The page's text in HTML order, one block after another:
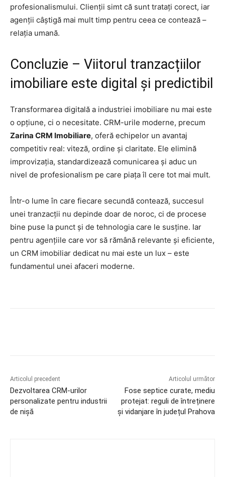
profesionalismului. Clienții simt că sunt tratați corect, iar
agenții câștigă mai mult timp pentru ceea ce contează –
relația umană.
Concluzie – Viitorul tranzacțiilor
imobiliare este digital și predictibil
Transformarea digitală a industriei imobiliare nu mai este
o opțiune, ci o necesitate. CRM-urile moderne, precum
Zarina CRM Imobiliare, oferă echipelor un avantaj
competitiv real: viteză, ordine și claritate. Ele elimină
improvizația, standardizează comunicarea și aduc un
nivel de profesionalism pe care piața îl cere tot mai mult.
Într-o lume în care fiecare secundă contează, succesul
unei tranzacții nu depinde doar de noroc, ci de procese
bine puse la punct și de tehnologia care le susține. Iar
pentru agențiile care vor să rămână relevante și eficiente,
un CRM imobiliar dedicat nu mai este un lux – este
fundamentul unei afaceri moderne.
Articolul precedent
Dezvoltarea CRM-urilor
personalizate pentru industrii
de nișă
Articolul următor
Fose septice curate, mediu
protejat: reguli de întreținere
și vidanjare în județul Prahova